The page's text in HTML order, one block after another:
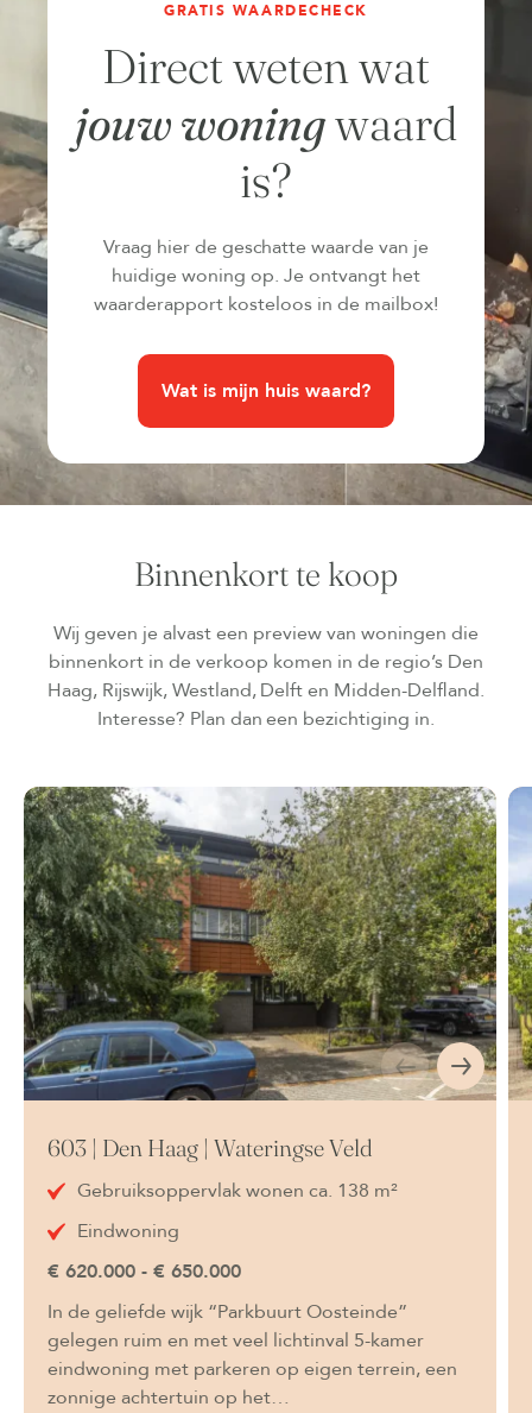
GRATIS WAARDECHECK
Direct weten wat
jouw woningwaard
is?
Vraag hier de geschatte waarde van je
huidige woning op. Je ontvangt het
waarderapport kosteloos in de mailbox!
Wat is mijn huis waard?
Binnenkort te koop
Wij geven je alvast een preview van woningen die
binnenkort in de verkoop komen in de regio’s Den
Haag, Rijswijk, Westland, Delft en Midden-Delfland.
Interesse? Plan dan een bezichtiging in.
603 | Den Haag | Wateringse Veld
Gebruiksoppervlak wonen ca. 138 m²
Eindwoning
€ 620.000 - € 650.000
In de geliefde wijk “Parkbuurt Oosteinde”
gelegen ruim en met veel lichtinval 5-kamer
eindwoning met parkeren op eigen terrein, een
zonnige achtertuin op het…